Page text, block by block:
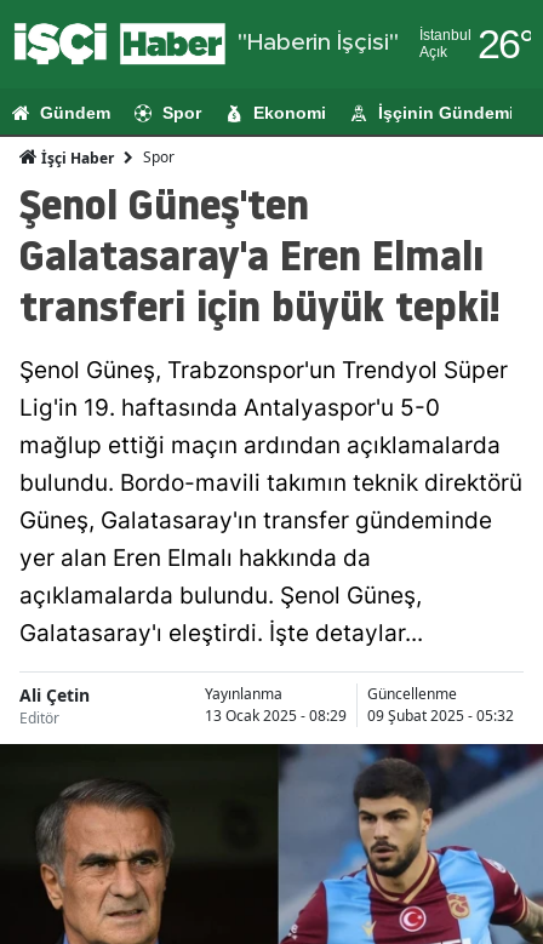
"Haberin İşçisi"
İstanbul
Açık
26°
Adıyaman
Amasya
Ankara
Antalya
Aydın
Balıkesir
Bitlis
Bolu
Burdur
Bursa
Çanakkale
Çankırı
Gündem Spor Ekonomi İşçinin Gündemi
İşçi Haber Spor
Şenol Güneş'ten
Galatasaray'a Eren Elmalı
transferi için büyük tepki!
Şenol Güneş, Trabzonspor'un Trendyol Süper
Lig'in 19. haftasında Antalyaspor'u 5-0
mağlup ettiği maçın ardından açıklamalarda
bulundu. Bordo-mavili takımın teknik direktörü
Güneş, Galatasaray'ın transfer gündeminde
yer alan Eren Elmalı hakkında da
açıklamalarda bulundu. Şenol Güneş,
Galatasaray'ı eleştirdi. İşte detaylar...
Ali Çetin
Editör
Yayınlanma
13 Ocak 2025 - 08:29
Güncellenme
09 Şubat 2025 - 05:32